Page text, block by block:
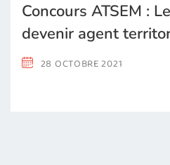
Concours ATSEM :
devenir agent
28 OCTOBRE 2021